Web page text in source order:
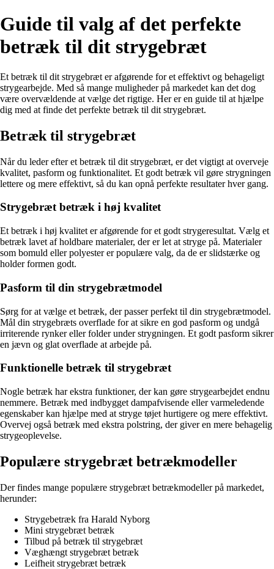
Guide til valg af det perfekte
betræk til dit strygebræt
Et betræk til dit strygebræt er afgørende for et effektivt og behageligt
strygearbejde. Med så mange muligheder på markedet kan det dog
være overvældende at vælge det rigtige. Her er en guide til at hjælpe
dig med at finde det perfekte betræk til dit strygebræt.
Betræk til strygebræt
Når du leder efter et betræk til dit strygebræt, er det vigtigt at overveje
kvalitet, pasform og funktionalitet. Et godt betræk vil gøre strygningen
lettere og mere effektivt, så du kan opnå perfekte resultater hver gang.
Strygebræt betræk i høj kvalitet
Et betræk i høj kvalitet er afgørende for et godt strygeresultat. Vælg et
betræk lavet af holdbare materialer, der er let at stryge på. Materialer
som bomuld eller polyester er populære valg, da de er slidstærke og
holder formen godt.
Pasform til din strygebrætmodel
Sørg for at vælge et betræk, der passer perfekt til din strygebrætmodel.
Mål din strygebræts overflade for at sikre en god pasform og undgå
irriterende rynker eller folder under strygningen. Et godt pasform sikrer
en jævn og glat overflade at arbejde på.
Funktionelle betræk til strygebræt
Nogle betræk har ekstra funktioner, der kan gøre strygearbejdet endnu
nemmere. Betræk med indbygget dampafvisende eller varmeledende
egenskaber kan hjælpe med at stryge tøjet hurtigere og mere effektivt.
Overvej også betræk med ekstra polstring, der giver en mere behagelig
strygeoplevelse.
Populære strygebræt betrækmodeller
Der findes mange populære strygebræt betrækmodeller på markedet,
herunder:
Strygebetræk fra Harald Nyborg
Mini strygebræt betræk
Tilbud på betræk til strygebræt
Væghængt strygebræt betræk
Leifheit strygebræt betræk